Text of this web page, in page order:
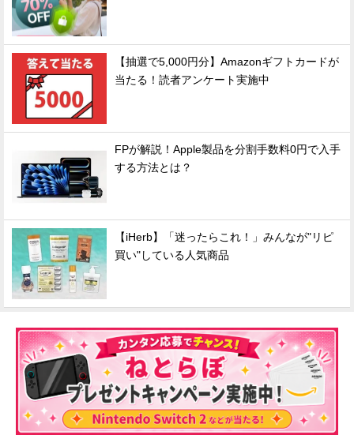
【抽選で5,000円分】Amazonギフトカードが
当たる！読者アンケート実施中
FPが解説！Apple製品を分割手数料0円で入手
する方法とは？
【iHerb】「迷ったらこれ！」みんなが"リピ
買い"している人気商品